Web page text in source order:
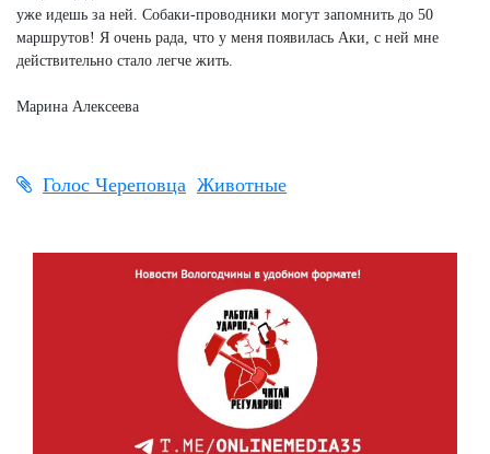
уже идешь за ней. Собаки-проводники могут запомнить до 50
маршрутов! Я очень рада, что у меня появилась Аки, с ней мне
действительно стало легче жить.
Марина Алексеева
Голос Череповца Животные